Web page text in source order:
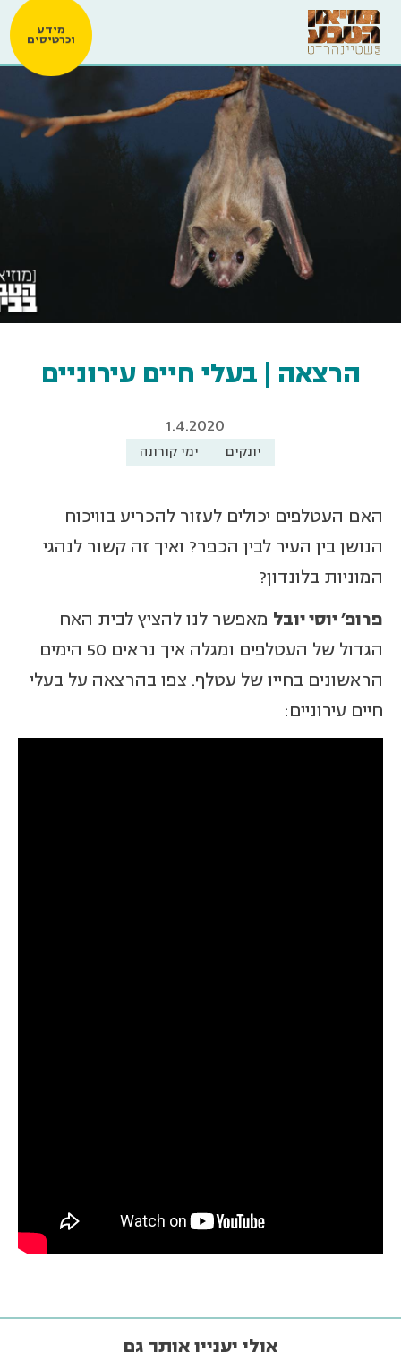
מידע
וכרטיסים
הרצאה | בעלי חיים עירוניים
1.4.2020
יונקים ימי קורונה
האם העטלפים יכולים לעזור להכריע בוויכוח
הנושן בין העיר לבין הכפר? ואיך זה קשור לנהגי
המוניות בלונדון?
פרופ' יוסי יובל מאפשר לנו להציץ לבית האח
הגדול של העטלפים ומגלה איך נראים 50 הימים
הראשונים בחייו של עטלף. צפו בהרצאה על בעלי
חיים עירוניים:
אולי יעניין אותך גם